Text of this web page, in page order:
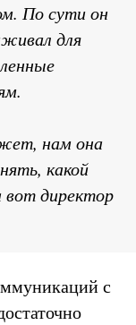
По сути он
для
нам она
какой
директор
с